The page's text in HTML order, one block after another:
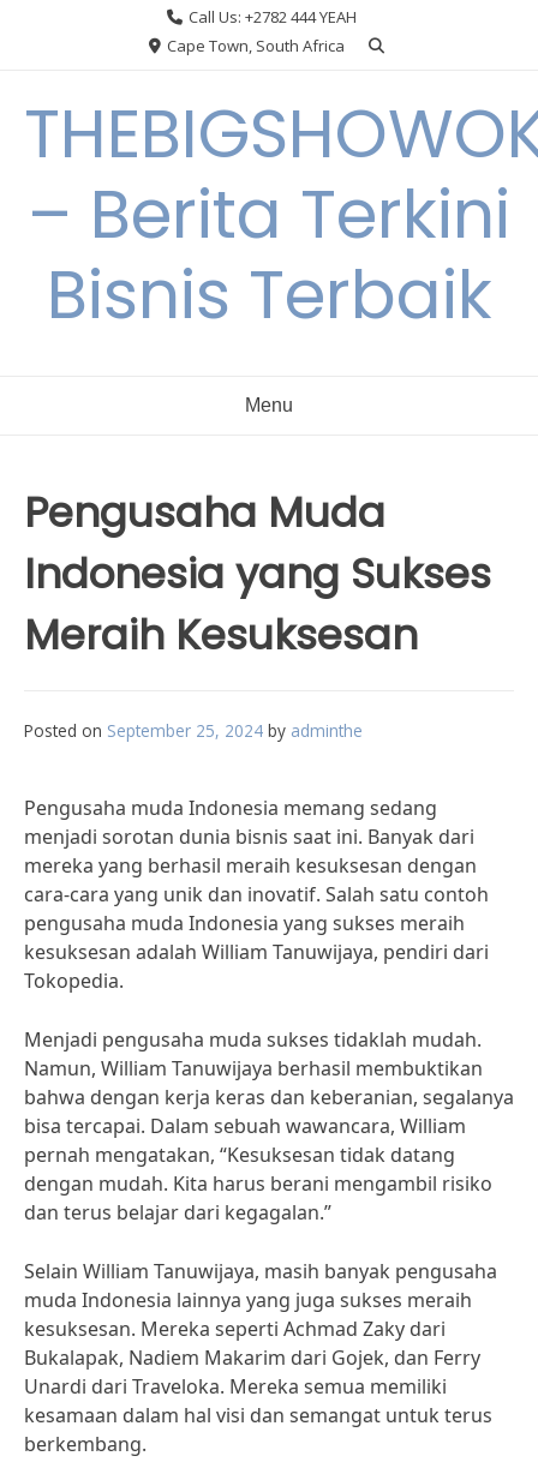
Call Us: +2782 444 YEAH
Cape Town, South Africa
– Berita Terkini
Bisnis Terbaik
Menu
Pengusaha Muda
Indonesia yang Sukses
Meraih Kesuksesan
Posted on September 25, 2024 by adminthe
Pengusaha muda Indonesia memang sedang
menjadi sorotan dunia bisnis saat ini. Banyak dari
mereka yang berhasil meraih kesuksesan dengan
cara-cara yang unik dan inovatif. Salah satu contoh
pengusaha muda Indonesia yang sukses meraih
kesuksesan adalah William Tanuwijaya, pendiri dari
Tokopedia.
Menjadi pengusaha muda sukses tidaklah mudah.
Namun, William Tanuwijaya berhasil membuktikan
bahwa dengan kerja keras dan keberanian, segalanya
bisa tercapai. Dalam sebuah wawancara, William
pernah mengatakan, “Kesuksesan tidak datang
dengan mudah. Kita harus berani mengambil risiko
dan terus belajar dari kegagalan.”
Selain William Tanuwijaya, masih banyak pengusaha
muda Indonesia lainnya yang juga sukses meraih
kesuksesan. Mereka seperti Achmad Zaky dari
Bukalapak, Nadiem Makarim dari Gojek, dan Ferry
Unardi dari Traveloka. Mereka semua memiliki
kesamaan dalam hal visi dan semangat untuk terus
berkembang.